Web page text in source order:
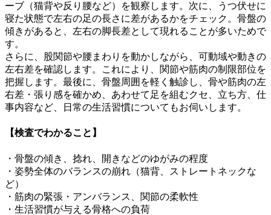
ーブ（猫背や反り腰など）を観察します。次に、うつ伏せに
寝た状態で左右の足の長さに差があるかをチェック。骨盤の
傾きがあると、左右の脚長差として現れることが多いためで
す。
さらに、股関節や腰まわりを動かしながら、可動域や動きの
左右差を確認します。これにより、関節や筋肉の制限部位を
把握します。最後に、骨盤周囲を軽く触診し、骨や筋肉の左
右差・張り感を確かめ、あわせて足を組むクセ、立ち方、仕
事内容など、日常の生活習慣についてもお伺いします。
【検査でわかること】
・骨盤の傾き、捻れ、開きなどのゆがみの程度
・姿勢全体のバランスの崩れ（猫背、ストレートネックな
ど）
・筋肉の緊張・アンバランス、関節の柔軟性
・生活習慣が与える骨格への負荷